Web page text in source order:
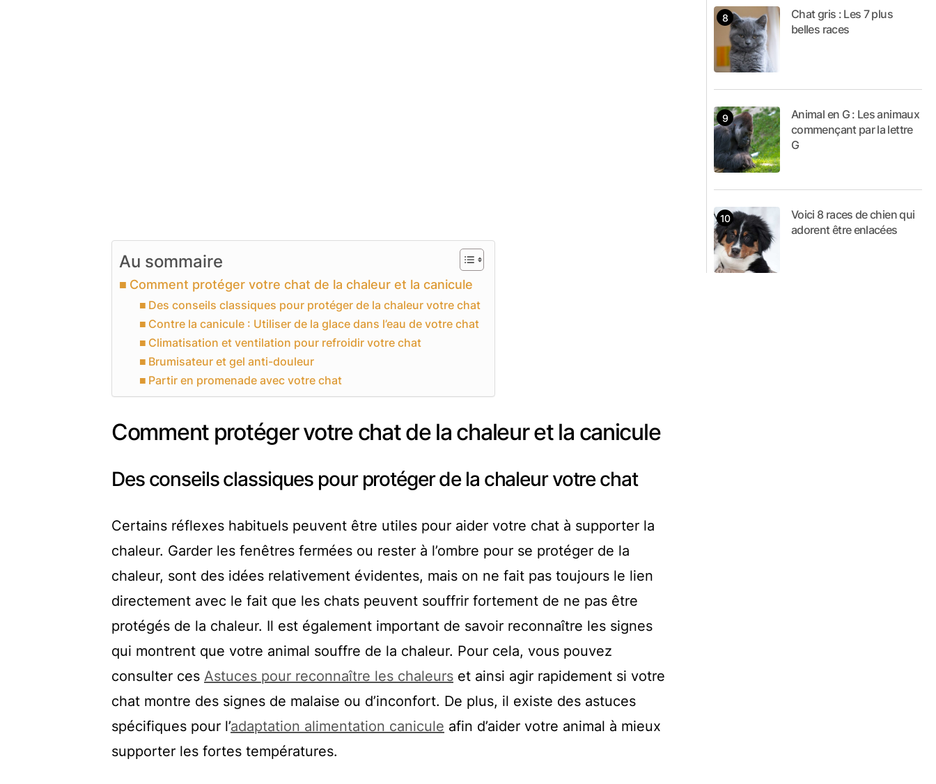
Au sommaire
Comment protéger votre chat de la chaleur et la canicule
Des conseils classiques pour protéger de la chaleur votre chat
Contre la canicule : Utiliser de la glace dans l’eau de votre chat
Climatisation et ventilation pour refroidir votre chat
Brumisateur et gel anti-douleur
Partir en promenade avec votre chat
Comment protéger votre chat de la chaleur et la canicule
Des conseils classiques pour protéger de la chaleur votre chat
Certains réflexes habituels peuvent être utiles pour aider votre chat à supporter la
chaleur. Garder les fenêtres fermées ou rester à l’ombre pour se protéger de la
chaleur, sont des idées relativement évidentes, mais on ne fait pas toujours le lien
directement avec le fait que les chats peuvent souffrir fortement de ne pas être
protégés de la chaleur. Il est également important de savoir reconnaître les signes
qui montrent que votre animal souffre de la chaleur. Pour cela, vous pouvez
consulter ces Astuces pour reconnaître les chaleurs et ainsi agir rapidement si votre
chat montre des signes de malaise ou d’inconfort. De plus, il existe des astuces
spécifiques pour l’adaptation alimentation canicule afin d’aider votre animal à mieux
supporter les fortes températures.
Chat gris : Les 7 plus
belles races
Animal en G : Les animaux
commençant par la lettre
G
Voici 8 races de chien qui
adorent être enlacées